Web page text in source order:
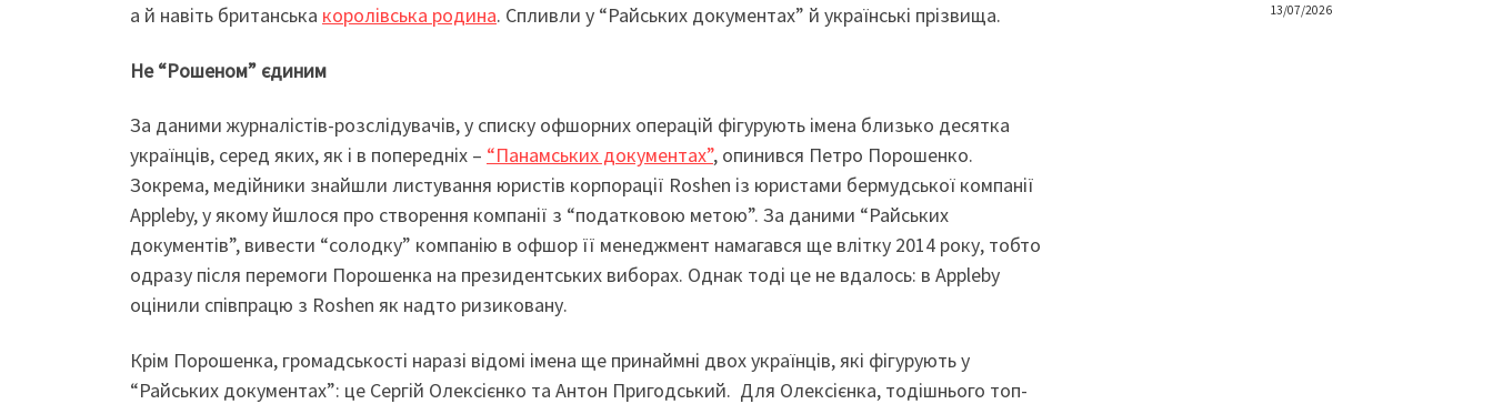
а й навіть британська королівська родина. Спливли у “Райських документах” й українські прізвища.
Не “Рошеном” єдиним
За даними журналістів-розслідувачів, у списку офшорних операцій фігурують імена близько десятка
українців, серед яких, як і в попередніх – “Панамських документах”, опинився Петро Порошенко.
Зокрема, медійники знайшли листування юристів корпорації Roshen із юристами бермудської компанії
Appleby, у якому йшлося про створення компанії з “податковою метою”. За даними “Райських
документів”, вивести “солодку” компанію в офшор її менеджмент намагався ще влітку 2014 року, тобто
одразу після перемоги Порошенка на президентських виборах. Однак тоді це не вдалось: в Appleby
оцінили співпрацю з Roshen як надто ризиковану.
Крім Порошенка, громадськості наразі відомі імена ще принаймні двох українців, які фігурують у
“Райських документах”: це Сергій Олексієнко та Антон Пригодський. Для Олексієнка, тодішнього топ-
13/07/2026